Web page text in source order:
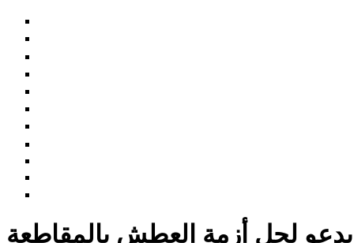
لحل أزمة العطش بالمقاطعة